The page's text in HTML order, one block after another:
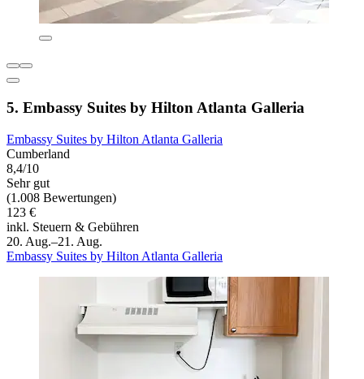
5. Embassy Suites by Hilton Atlanta Galleria
Embassy Suites by Hilton Atlanta Galleria
Cumberland
8,4/10
Sehr gut
(1.008 Bewertungen)
123 €
inkl. Steuern & Gebühren
20. Aug.–21. Aug.
Embassy Suites by Hilton Atlanta Galleria